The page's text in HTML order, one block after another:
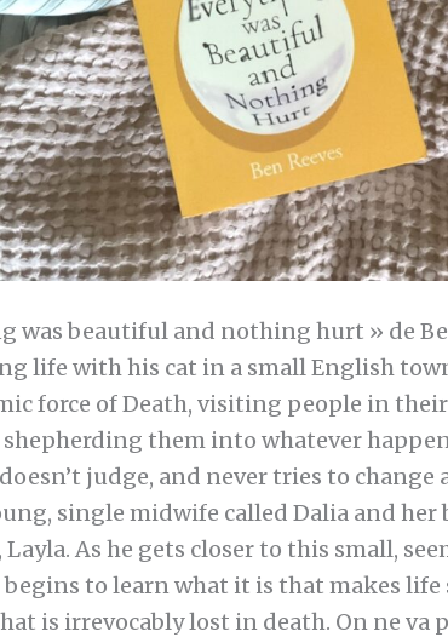
was beautiful and nothing hurt » de
life with his cat in a small English
force of Death, visiting people in
them into whatever
judge, and never tries to change
single midwife called Dalia and
As he gets closer to this small,
begins to learn what it is that makes
is irrevocably lost in death. On ne va